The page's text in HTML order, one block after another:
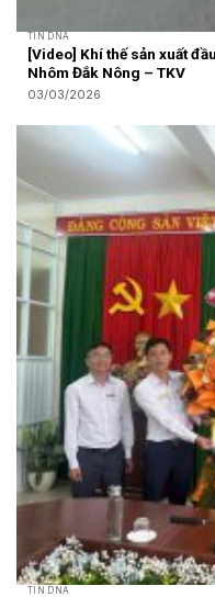
TIN DNA
[Video] Khí thế sản xuất
Nhôm Đắk Nông – TKV
03/03/2026
TIN DNA